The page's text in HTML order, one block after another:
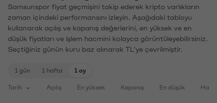
Samsunspor fiyat geçmişini takip ederek kripto varlıkların
zaman içindeki performansını izleyin. Aşağıdaki tabloyu
kullanarak açılış ve kapanış değerlerini, en yüksek ve en
düşük fiyatları ve işlem hacmini kolayca görüntüleyebilirsiniz.
Seçtiğiniz günün kuru baz alınarak TL'ye çevrilmiştir.
1 gün 1 hafta 1 ay
Tarih Açılış En yüksek Kapanış En düşük